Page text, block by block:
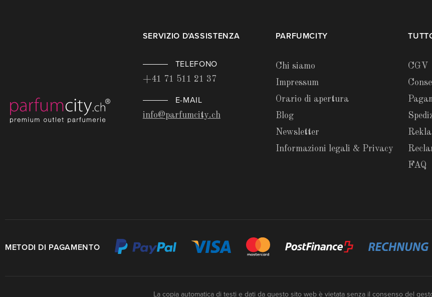
SERVIZIO D'ASSISTENZA
TELEFONO
+41 71 511 21 37
E-MAIL
info@parfumcity.ch
PARFUMCITY
Chi siamo
Impressum
Orario di apertura
Blog
Newsletter
Informazioni legali & Privacy
CGV
FAQ
METODI DI PAGAMENTO
La copia automatica di testi e dati da questo sito web è vietata senza il consenso del